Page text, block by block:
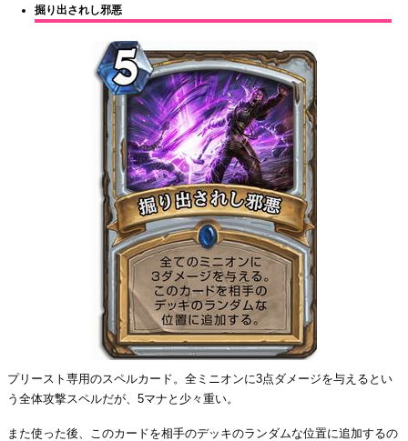
掘り出されし邪悪
プリースト専用のスペルカード。全ミニオンに3点ダメージを与えるとい
う全体攻撃スペルだが、5マナと少々重い。
また使った後、このカードを相手のデッキのランダムな位置に追加するの